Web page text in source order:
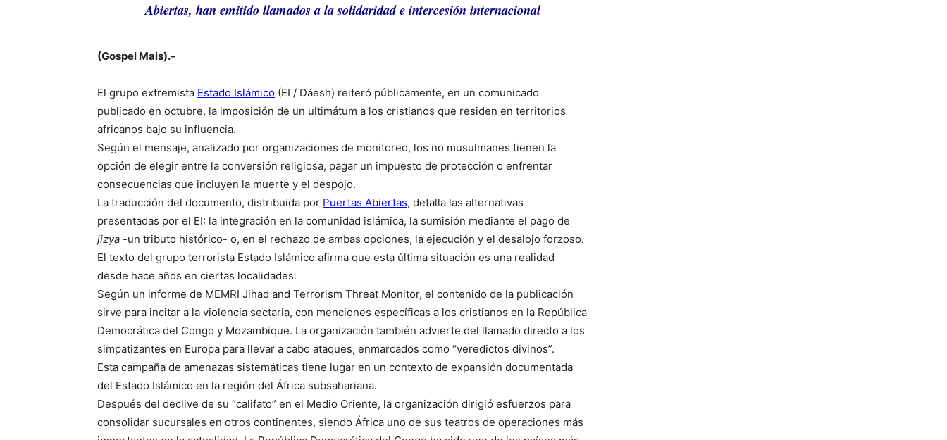
Abiertas, han emitido llamados a la solidaridad e intercesión internacional
(Gospel Mais).-
El grupo extremista Estado Islámico (EI / Dáesh) reiteró públicamente, en un comunicado
publicado en octubre, la imposición de un ultimátum a los cristianos que residen en territorios
africanos bajo su influencia.
Según el mensaje, analizado por organizaciones de monitoreo, los no musulmanes tienen la
opción de elegir entre la conversión religiosa, pagar un impuesto de protección o enfrentar
consecuencias que incluyen la muerte y el despojo.
La traducción del documento, distribuida por Puertas Abiertas, detalla las alternativas
presentadas por el EI: la integración en la comunidad islámica, la sumisión mediante el pago de
jizya -un tributo histórico- o, en el rechazo de ambas opciones, la ejecución y el desalojo forzoso.
El texto del grupo terrorista Estado Islámico afirma que esta última situación es una realidad
desde hace años en ciertas localidades.
Según un informe de MEMRI Jihad and Terrorism Threat Monitor, el contenido de la publicación
sirve para incitar a la violencia sectaria, con menciones específicas a los cristianos en la República
Democrática del Congo y Mozambique. La organización también advierte del llamado directo a los
simpatizantes en Europa para llevar a cabo ataques, enmarcados como “veredictos divinos”.
Esta campaña de amenazas sistemáticas tiene lugar en un contexto de expansión documentada
del Estado Islámico en la región del África subsahariana.
Después del declive de su “califato” en el Medio Oriente, la organización dirigió esfuerzos para
consolidar sucursales en otros continentes, siendo África uno de sus teatros de operaciones más